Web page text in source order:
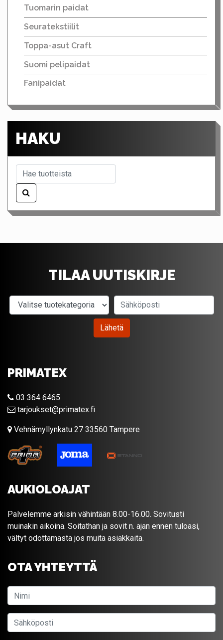
Tuomarin paidat
Seuratekstiilit
Toppa-asut Craft
Suomi pelipaidat
Fanipaidat
HAKU
TILAA UUTISKIRJE
Valitse tuotekategoria
Lähetä
PRIMATEX
03 364 6465
tarjoukset@primatex.fi
Vehnämyllynkatu 27 33560 Tampere
AUKIOLOAJAT
Palvelemme arkisin vähintään 8.00-16.00. Sovitusti
muinakin aikoina. Soitathan ja sovit n. ajan ennen tuloasi,
vältyt odottamasta jos muita asiakkaita.
OTA YHTEYTTÄ